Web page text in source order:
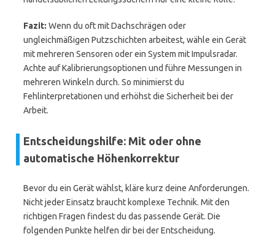
Fazit: Wenn du oft mit Dachschrägen oder
ungleichmäßigen Putzschichten arbeitest, wähle ein Gerät
mit mehreren Sensoren oder ein System mit Impulsradar.
Achte auf Kalibrierungsoptionen und führe Messungen in
mehreren Winkeln durch. So minimierst du
Fehlinterpretationen und erhöhst die Sicherheit bei der
Arbeit.
Entscheidungshilfe: Mit oder ohne
automatische Höhenkorrektur
Bevor du ein Gerät wählst, kläre kurz deine Anforderungen.
Nicht jeder Einsatz braucht komplexe Technik. Mit den
richtigen Fragen findest du das passende Gerät. Die
folgenden Punkte helfen dir bei der Entscheidung.